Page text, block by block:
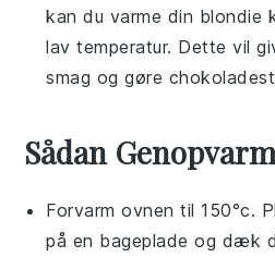
kan du varme din blondie
lav temperatur. Dette vil
smag og gøre
Sådan
Forvarm ovnen til 150°c.
på en bageplade og dæk